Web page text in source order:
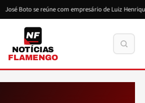
José Boto se reúne com empresário de Luiz Henrique
NF
NOTÍCIAS
FLAMENGO